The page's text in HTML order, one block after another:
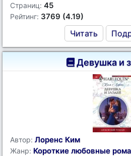
Страниц: 45
Рейтинг: 3769 (4.19)
Читать
Девушка и
Автор: Лоренс Ким
Жанр: Короткие любовные